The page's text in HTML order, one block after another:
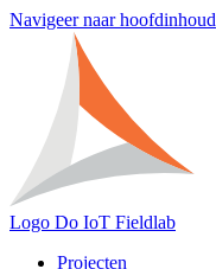
Navigeer naar hoofdinhoud
Logo Do IoT Fieldlab
Projecten